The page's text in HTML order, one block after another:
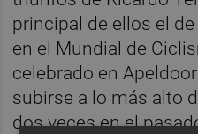
principal de ellos el
en el Mundial de
celebrado en
subirse a lo más alto
dos veces en el